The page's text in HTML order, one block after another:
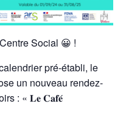
Social 😀 !
pré-établi, le
un nouveau rendez-
: « 𝐋𝐞 𝐂𝐚𝐟𝐞́